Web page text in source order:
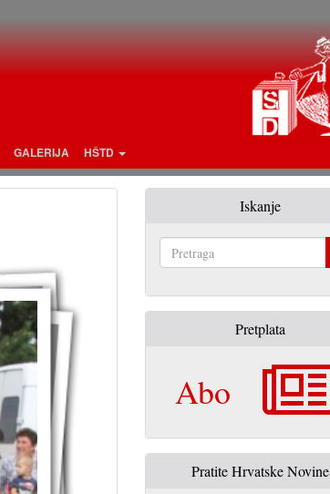
GALERIJA HŠTD
Iskanje
Pretplata
Abo
Pratite Hrvatske Novine